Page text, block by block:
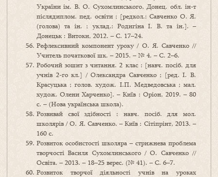
України ім. В. О. Сухомлинського, Донец. обл. ін-т
післядиплом. пед. освіти ; [редкол.: Савченко О. Я.
(голова) та ін. ; уклад.: Родигіна І. В. та ін.]. –
Донецьк : Витоки, 2012. – С. 17–24.
Рефлексивний компонент уроку / О. Я. Савченко //
Учитель початкової шк. – 2015. – № 4. – С. 2–6.
Робочий зошит з читання. 2 клас : [навч. посіб. для
учнів 2-го кл.] / Олександра Савченко ; [ред. І. В.
Красуцька ; голов. худож. І.П. Медведовська ; мал.
худож. Олени Харченко]. – Київ : Оріон, 2019. – 80
с. – (Нова українська школа).
Розвивай свої здібності : навч. посіб. для мол.
школярів / О. Я. Савченко. – Київ : Сітіпрінт, 2013. –
160 с.
Розвиток особистості школяра – стрижнева проблема
творчості Василя Сухомлинського / О. Савченко //
Освіта. – 2013. – 18–25 верес. (№ 41). – С. 6–7.
Розвиток творчої діяльності учнів на уроках